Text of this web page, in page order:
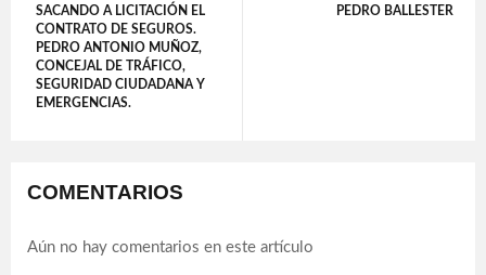
SACANDO A LICITACIÓN EL
CONTRATO DE SEGUROS.
PEDRO ANTONIO MUÑOZ,
CONCEJAL DE TRÁFICO,
SEGURIDAD CIUDADANA Y
EMERGENCIAS.
PEDRO BALLESTER
COMENTARIOS
Aún no hay comentarios en este artículo